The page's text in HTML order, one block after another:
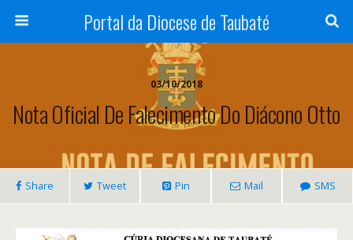
Portal da Diocese de Taubaté
03/10/2018
Nota Oficial De Falecimento Do Diácono Otto
Share Tweet Pin Mail SMS